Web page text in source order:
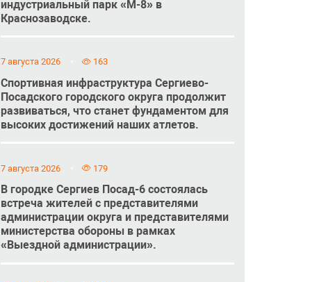
индустриальный парк «М-8» в
Краснозаводске.
7 августа 2026 163
Спортивная инфраструктура Сергиево-
Посадского городского округа продолжит
развиваться, что станет фундаментом для
высоких достижений наших атлетов.
7 августа 2026 179
В городке Сергиев Посад-6 состоялась
встреча жителей с представителями
администрации округа и представителями
министерства обороны в рамках
«Выездной администрации».